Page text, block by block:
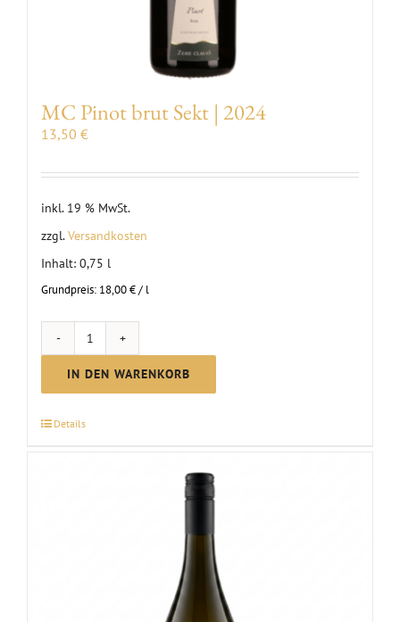
MC Pinot brut Sekt | 2024
13,50 €
inkl. 19 % MwSt.
zzgl.Versandkosten
Inhalt: 0,75 l
Grundpreis: 18,00€/ l
MC
Pinot
brut
IN DEN WARENKORB
Details